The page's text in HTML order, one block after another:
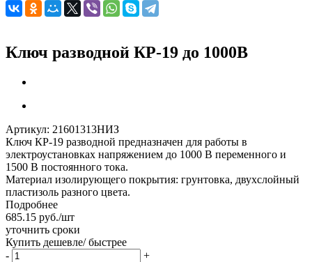
Ключ разводной КР-19 до 1000В
Артикул: 21601313НИЗ
Ключ КР-19 разводной предназначен для работы в
электроустановках напряжением до 1000 В переменного и
1500 В постоянного тока.
Материал изолирующего покрытия: грунтовка, двухслойный
пластизоль разного цвета.
Подробнее
685.15 руб./шт
уточнить сроки
Купить дешевле/ быстрее
-
+